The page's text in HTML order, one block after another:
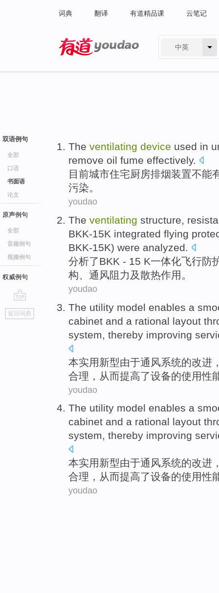
词典 翻译 有道精品课 云笔记
中英
双语例句
全部
口语
书面语
论文
原声例句
全部
音频例句
视频例句
权威例句
go
top
返回词典
The ventilating device used in
remove oil fume effectively.
目前城市住宅厨房排烟装置不能
污染。
youdao
The ventilating structure,
BKK-15K integrated flying
BKK-15K) were analyzed.
分析了BKK - 15 K一体化飞行防
构、通风阻力 及散热作用。
youdao
The utility model enables a
cabinet and a rational layout
system
thereby improving
本实用新型由于通风系统的改进
合理 ， 从而提高了设备的使用性
youdao
The utility model enables a
cabinet and a rational layout
system, thereby improving
本实用新型由于通风系统的改进
合理 ， 从而提高了设备的使用性
youdao